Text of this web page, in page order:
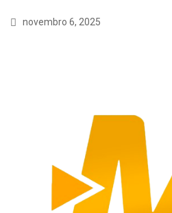
novembro 6, 2025